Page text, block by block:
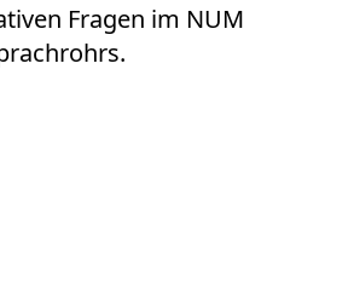
Fragen im NUM